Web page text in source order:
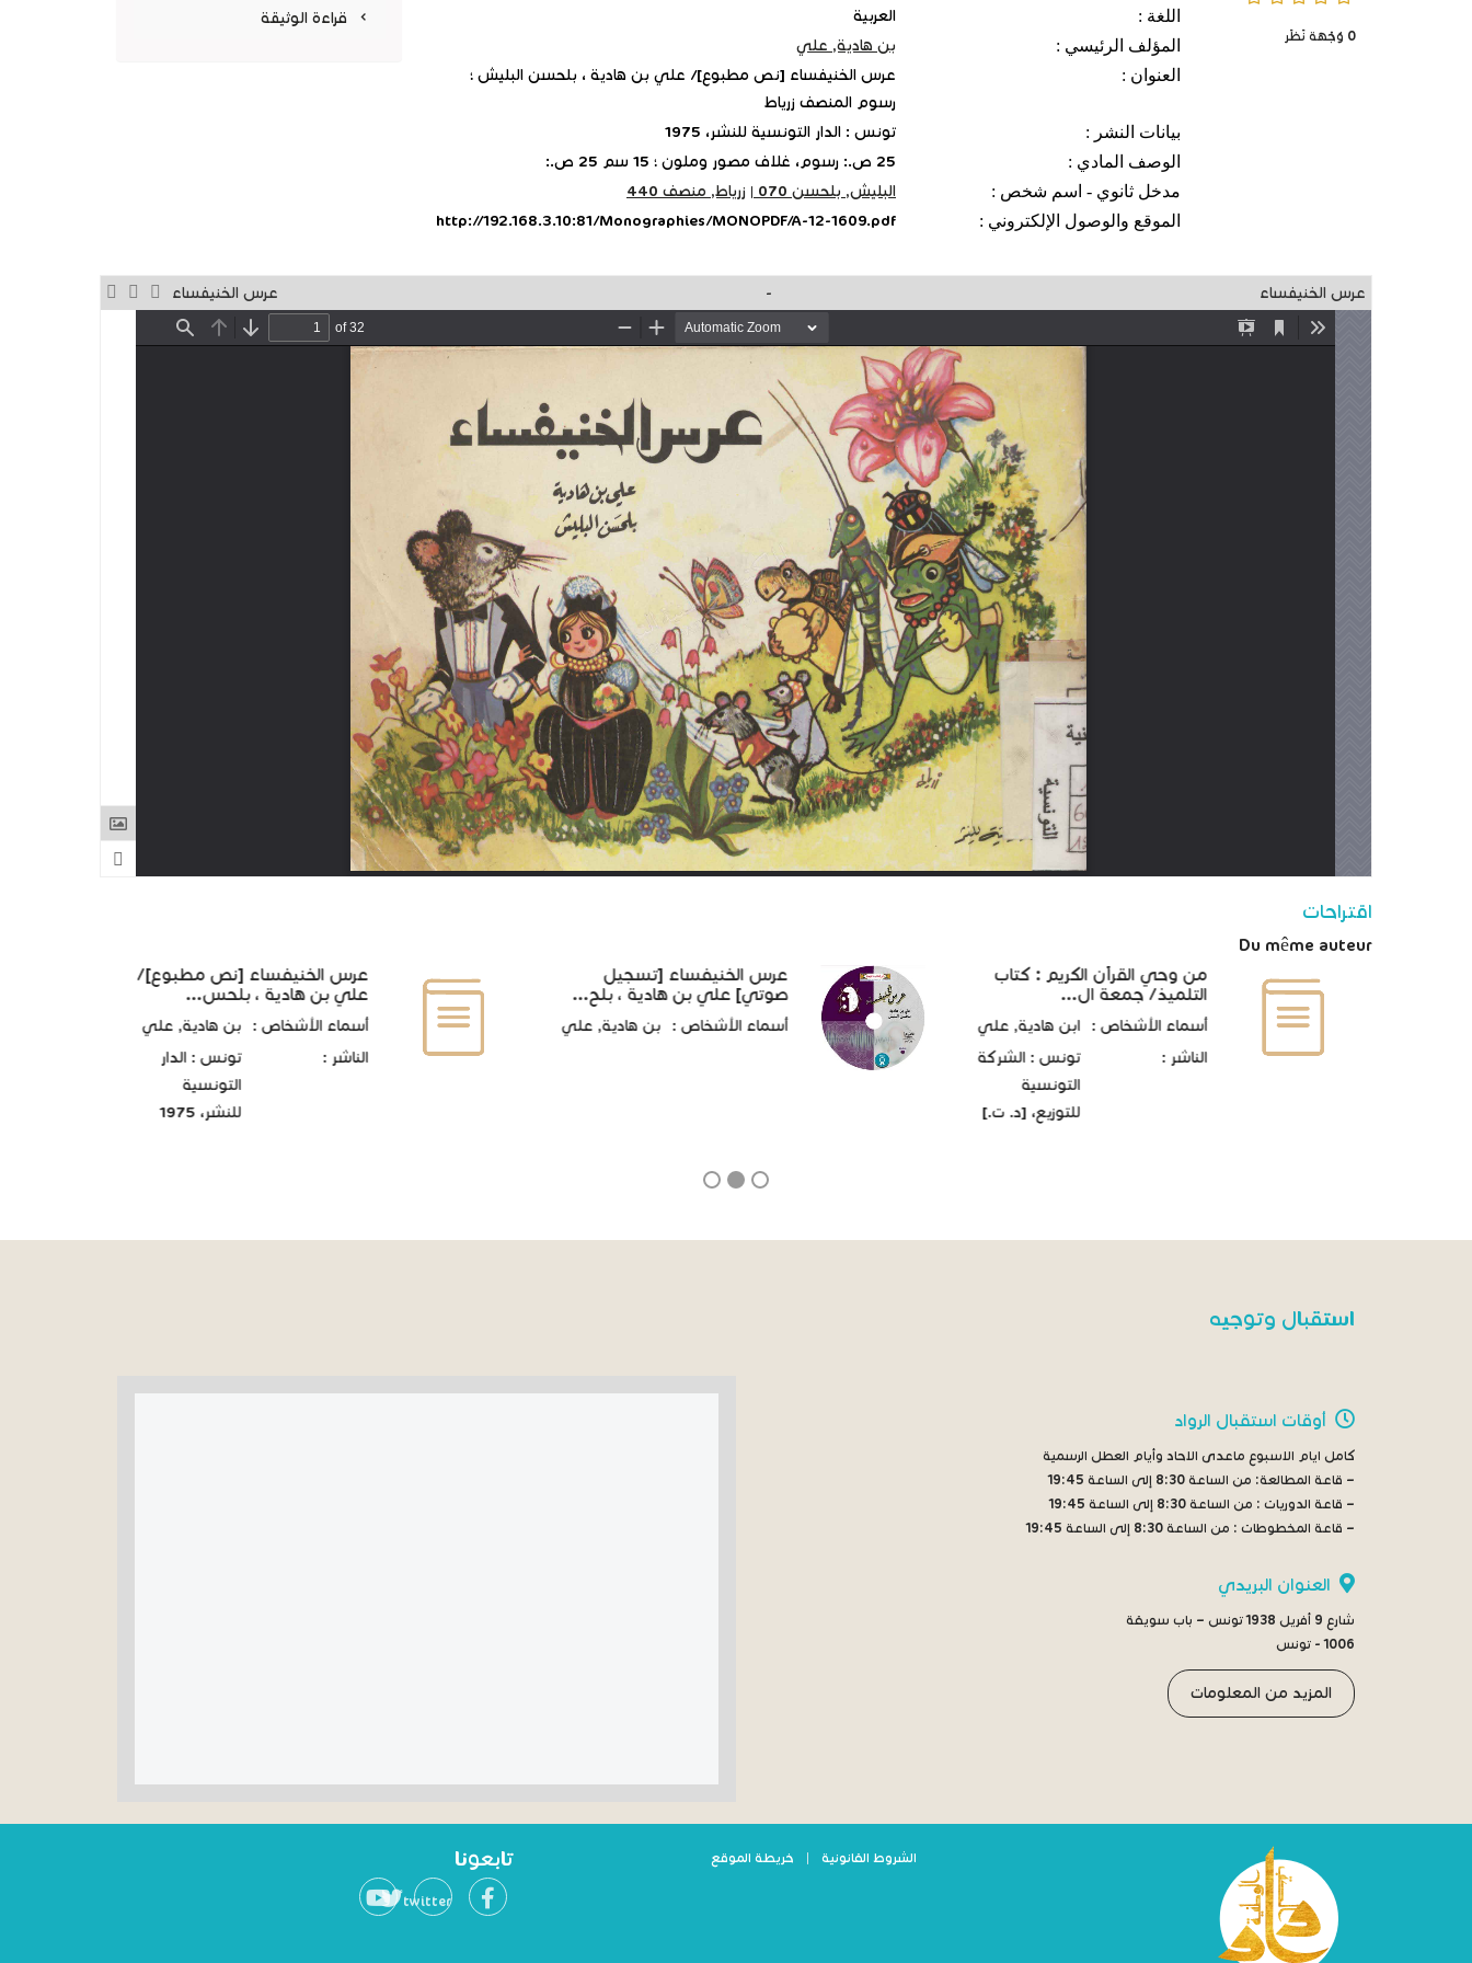
0 وُجْهَة نَظَر
اللغة :
العربية
المؤلف الرئيسي :
بن هادية, علي
العنوان :
عرس الخنيفساء [نص مطبوع]/ علي بن هادية ، بلحسن البليش ؛
رسوم المنصف زرياط
بيانات النشر :
تونس : الدار التونسية للنشر، 1975
الوصف المادي :
25 ص.: رسوم، غلاف مصور وملون ؛ 15 سم 25 ص.:
مدخل ثانوي - اسم شخص :
البليش, بلحسن ‏070 | زرياط, منصف ‏440
الموقع والوصول الإلكتروني :
http://192.168.3.10:81/Monographies/MONOPDF/A-12-1609.pdf
قراءة الوثيقة
عرس الخنيفساء - عرس الخنيفساء
اقتراحات
Du même auteur
عرس الخنيفساء [تسجيل
صوتي] علي بن هادية ، بلح...
أسماء الأشخاص : بن هادية, علي
من وحي القرآن الكريم : كتاب
التلميذ/ جمعة ال...
أسماء الأشخاص :
ابن هادية, علي
الناشر :
تونس : الشركة
التونسية
للتوزيع، [د. ت.]
عرس الخنيفساء [نص مطبوع]/
علي بن هادية ، بلحس...
أسماء الأشخاص :
بن هادية, علي
الناشر :
تونس : الدار
التونسية
للنشر، 1975
استقبال وتوجيه
أوقات استقبال الرواد
كامل ايام الاسبوع ماعدى الاحاد وأيام العطل الرسمية
– قاعة المطالعة: من الساعة 8:30 إلى الساعة 19:45
– قاعة الدوريات : من الساعة 8:30 إلى الساعة 19:45
– قاعة المخطوطات : من الساعة 8:30 إلى الساعة 19:45
العنوان البريدي
شارع 9 أفريل 1938 تونس – باب سويقة
1006 - تونس
المزيد من المعلومات
الشروط القانونية | خريطة الموقع تابعونا
twitter